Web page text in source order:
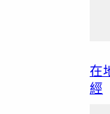
在
經